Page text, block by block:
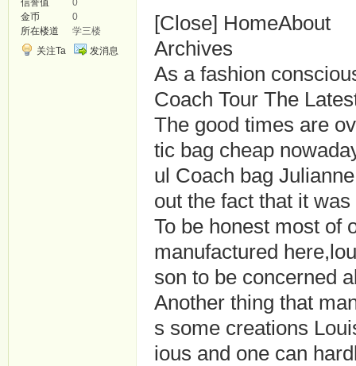
信誉值
0
金币
0
所在楼道
学三楼
关注Ta
发消息
[Close] HomeAbout
Archives
As a fashion
Coach Tour The
The good times are
tic bag cheap
ul Coach bag
out the fact that it
To be honest most of
manufactured
son to be concerned
Another thing that
s some creations
ious and one can